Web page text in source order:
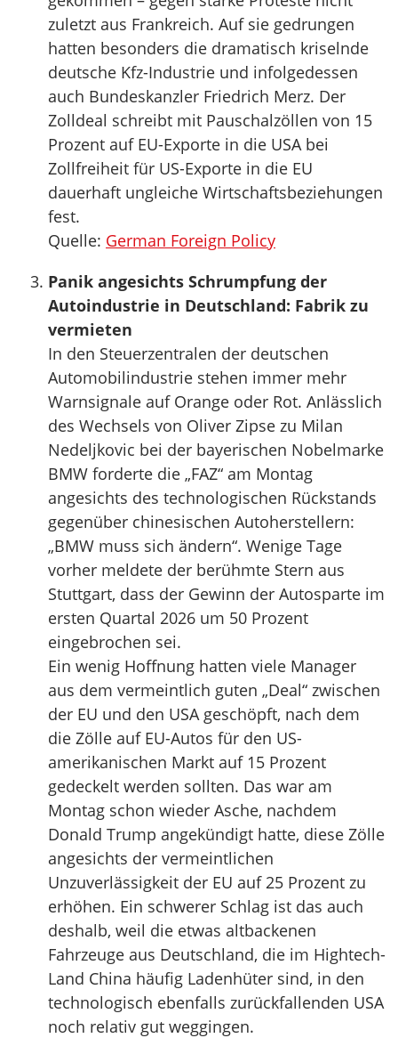
zuletzt aus Frankreich. Auf sie gedrungen
hatten besonders die dramatisch kriselnde
deutsche Kfz-Industrie und infolgedessen
auch Bundeskanzler Friedrich Merz. Der
Zolldeal schreibt mit Pauschalzöllen von 15
Prozent auf EU-Exporte in die USA bei
Zollfreiheit für US-Exporte in die EU
dauerhaft ungleiche Wirtschaftsbeziehungen
fest.
Quelle: German Foreign Policy
Panik angesichts Schrumpfung der
Autoindustrie in Deutschland: Fabrik zu
vermieten
In den Steuerzentralen der deutschen
Automobilindustrie stehen immer mehr
Warnsignale auf Orange oder Rot. Anlässlich
des Wechsels von Oliver Zipse zu Milan
Nedeljkovic bei der bayerischen Nobelmarke
BMW forderte die „FAZ“ am Montag
angesichts des technologischen Rückstands
gegenüber chinesischen Autoherstellern:
„BMW muss sich ändern“. Wenige Tage
vorher meldete der berühmte Stern aus
Stuttgart, dass der Gewinn der Autosparte im
ersten Quartal 2026 um 50 Prozent
eingebrochen sei.
Ein wenig Hoffnung hatten viele Manager
aus dem vermeintlich guten „Deal“ zwischen
der EU und den USA geschöpft, nach dem
die Zölle auf EU-Autos für den US-
amerikanischen Markt auf 15 Prozent
gedeckelt werden sollten. Das war am
Montag schon wieder Asche, nachdem
Donald Trump angekündigt hatte, diese Zölle
angesichts der vermeintlichen
Unzuverlässigkeit der EU auf 25 Prozent zu
erhöhen. Ein schwerer Schlag ist das auch
deshalb, weil die etwas altbackenen
Fahrzeuge aus Deutschland, die im Hightech-
Land China häufig Ladenhüter sind, in den
technologisch ebenfalls zurückfallenden USA
noch relativ gut weggingen.